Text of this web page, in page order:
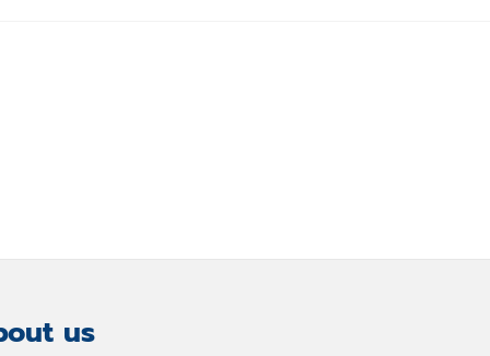
us